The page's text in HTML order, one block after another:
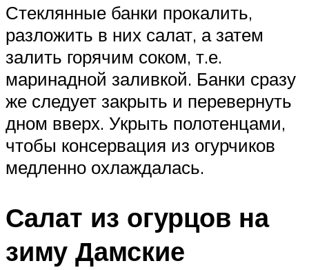
Стеклянные банки прокалить,
разложить в них салат, а затем
залить горячим соком, т.е.
маринадной заливкой. Банки сразу
же следует закрыть и перевернуть
дном вверх. Укрыть полотенцами,
чтобы консервация из огурчиков
медленно охлаждалась.
Салат из огурцов на
зиму Дамские